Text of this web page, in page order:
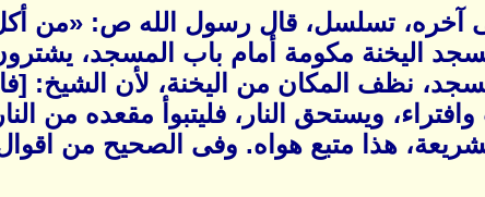
إلى آخره، تسلسل، قال رسول الله ص: «من
اليخنة مكومة أمام باب المسجد،
نظف المكان من اليخنة، لأن الشيخ:
ويستحق النار، فليتبوأ مقعده من
هذا متبع هواه. وفى الصحيح من اقوال